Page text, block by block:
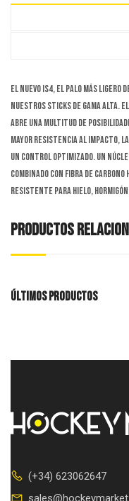
El nuevo IS4, el palo más ligero
nuestros sticks de gama alta. El
abre una multitud de
mayor resistencia al impacto,
un control optimizado. Un
combinado con fibra de
resistente para hielo,
PRODUCTOS
ÚLTIMOS PRODUCTOS
(+34) 623062647